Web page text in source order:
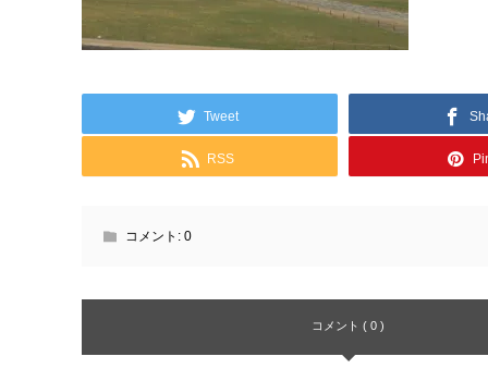
Tweet
RSS
コメント: 0
コメント ( 0 )